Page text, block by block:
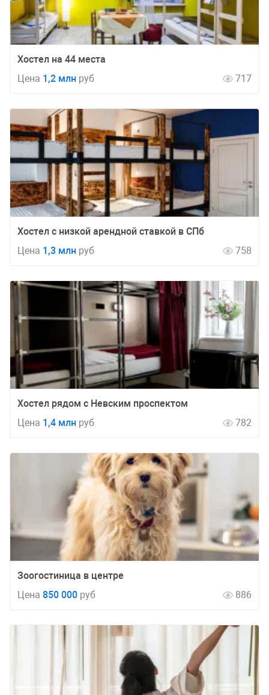
Хостел на 44 места
Цена 1,2 млн руб 717
Хостел с низкой арендной ставкой в СПб
Цена 1,3 млн руб 758
Хостел рядом с Невским проспектом
Цена 1,4 млн руб 782
Зоогостиница в центре
Цена 850 000 руб 886